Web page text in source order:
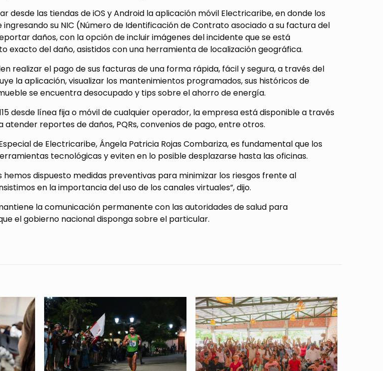
desde las tiendas de iOS y Android la aplicación móvil Electricaribe, en donde los
su NIC (Número de Identificación de Contrato asociado a su factura del
daños, con la opción de incluir imágenes del incidente que se está
exacto del daño, asistidos con una herramienta de localización geográfica.
realizar el pago de sus facturas de una forma rápida, fácil y segura, a través del
la aplicación, visualizar los mantenimientos programados, sus históricos de
se encuentra desocupado y tips sobre el ahorro de energía.
desde línea fija o móvil de cualquier operador, la empresa está disponible a través
reportes de daños, PQRs, convenios de pago, entre otros.
de Electricaribe, Ángela Patricia Rojas Combariza, es fundamental que los
tecnológicas y eviten en lo posible desplazarse hasta las oficinas.
hemos dispuesto medidas preventivas para minimizar los riesgos frente al
en la importancia del uso de los canales virtuales”, dijo.
la comunicación permanente con las autoridades de salud para
el gobierno nacional disponga sobre el particular.